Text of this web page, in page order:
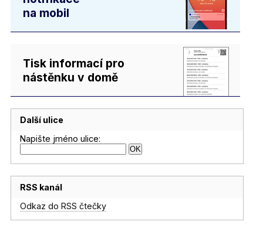
na mobil
Tisk informací pro
nástěnku v domě
Další ulice
Napište jméno ulice:
RSS kanál
Odkaz do RSS čtečky